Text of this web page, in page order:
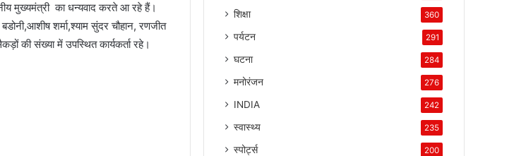
मुख्यमंत्री का धन्यवाद करते आ रहे हैं।
शर्मा,श्याम सुंदर चौहान, रणजीत
की संख्या में उपस्थित कार्यकर्ता रहे।
शिक्षा 360
पर्यटन 291
घटना 284
मनोरंजन 276
INDIA 242
स्वास्थ्य 235
स्पोर्ट्स 200